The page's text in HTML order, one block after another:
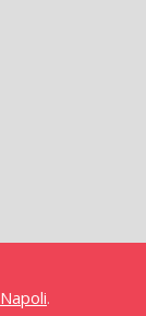
Napoli.